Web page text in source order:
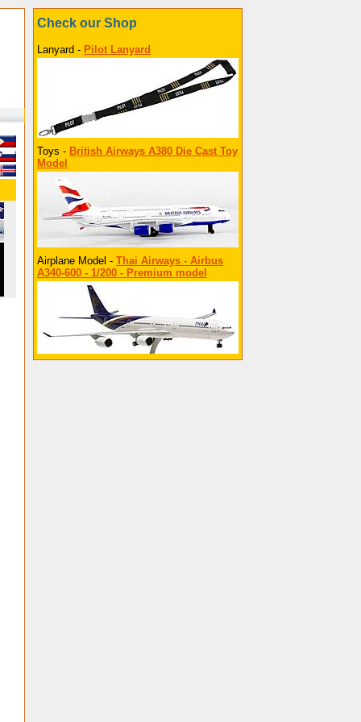
Check our Shop
Lanyard - Pilot Lanyard
Toys - British Airways A380 Die Cast Toy
Model
Airplane Model - Thai Airways - Airbus
A340-600 - 1/200 - Premium model